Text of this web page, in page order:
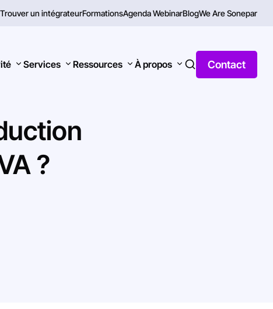
Trouver un intégrateurFormationsAgenda WebinarBlogWe Are Sonepar
Services Ressources À propos Contact
?